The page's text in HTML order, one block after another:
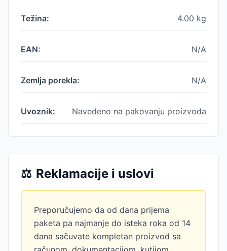
Težina: 4.00 kg
EAN: N/A
Zemlja porekla: N/A
Uvoznik: Navedeno na pakovanju proizvoda
⚖️ Reklamacije i uslovi
Preporučujemo da od dana prijema
paketa pa najmanje do isteka roka od 14
dana sačuvate kompletan proizvod sa